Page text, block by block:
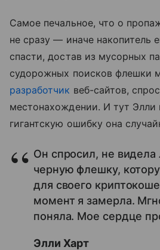
Самое печальное, что о
не сразу — иначе
спасти, достав из мусорных
судорожных поисков флешки
разработчик веб-сайтов,
местонахождении. И тут Элли
гигантскую ошибку она
Он спросил, не
черную флешку,
для своего
момент я замерла.
поняла. Мое сердце
Элли Харт